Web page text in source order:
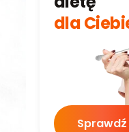
dla
Sprawdź